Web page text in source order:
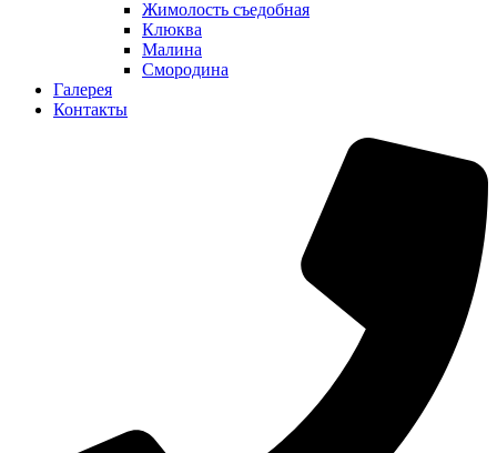
Жимолость съедобная
Клюква
Малина
Смородина
Галерея
Контакты